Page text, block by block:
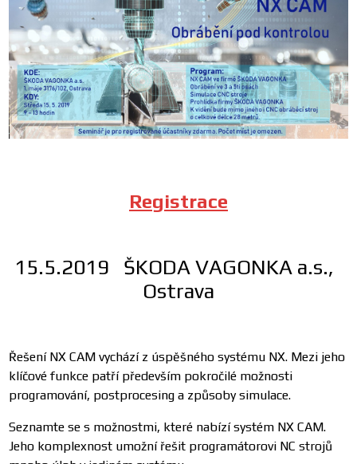
Registrace
15.5.2019 ŠKODA VAGONKA a.s.,
Ostrava
Řešení NX CAM vychází z úspěšného systému NX. Mezi jeho
klíčové funkce patří především pokročilé možnosti
programování, postprocesing a způsoby simulace.
Seznamte se s možnostmi, které nabízí systém NX CAM.
Jeho komplexnost umožní řešit programátorovi NC strojů